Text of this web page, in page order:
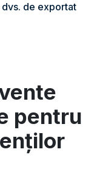
de exportat
pentru